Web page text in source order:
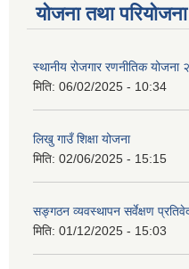
योजना तथा परियोजना
स्थानीय रोजगार रणनीतिक योजना
मिति: 06/02/2025 - 10:34
लिखु गाउँ शिक्षा योजना
मिति: 02/06/2025 - 15:15
सङ्गठन व्यवस्थापन सर्वेक्षण
मिति: 01/12/2025 - 15:03